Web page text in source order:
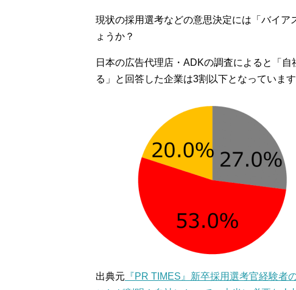
現状の採用選考などの意思決定には「バイ
ょうか？
日本の広告代理店・ADKの調査によると「
る」と回答した企業は3割以下となっています
出典元 『PR TIMES』新卒採用選考官経験者